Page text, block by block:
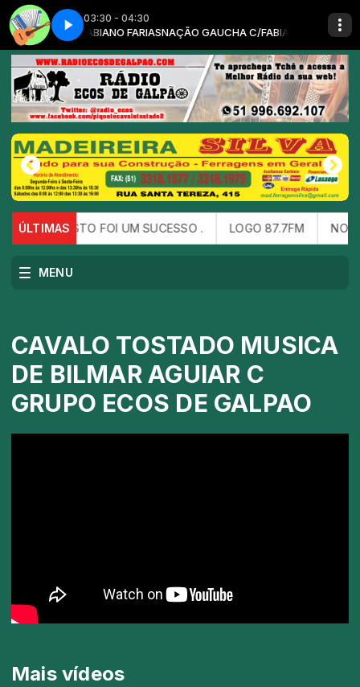
03:30 - 04:30
com FABIANO FARIASNAÇÃO GAUCHA C/FABIANO FARIAS com
- Parte 1 Gaita, campo & violão - Parte 1
ÚLTIMAS
AGOSTO FOI UM SUCESSO . LOGO 87.7FM NOTICIA
MENU
CAVALO TOSTADO MUSICA
DE BILMAR AGUIAR C
GRUPO ECOS DE GALPAO
Mais vídeos